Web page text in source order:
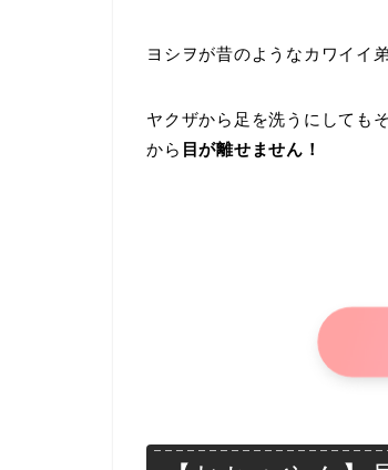
ヨシヲが昔のようなカワイイ
ヤクザから足を洗うにしても
から 目が離せません！